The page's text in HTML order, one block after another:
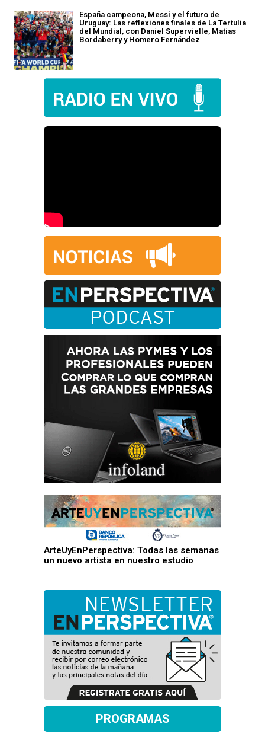
España campeona, Messi y el futuro de
Uruguay: Las reflexiones finales de La Tertulia
del Mundial, con Daniel Supervielle, Matías
Bordaberry y Homero Fernández
ArteUyEnPerspectiva: Todas las semanas
un nuevo artista en nuestro estudio
PROGRAMAS